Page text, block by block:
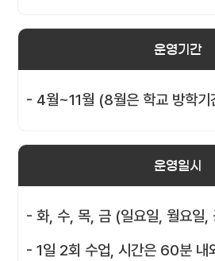
운영기간
- 4월~11월 (8월은 학교 방학기
운영일시
- 화, 수, 목, 금 (일요일, 월요일,
- 1일 2회 수업, 시간은 60분 내